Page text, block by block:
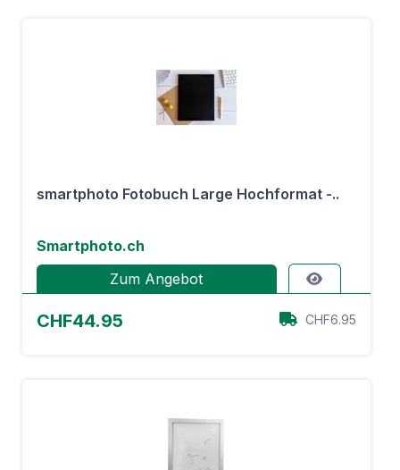
smartphoto Fotobuch Large Hochformat -..
Smartphoto.ch
Zum Angebot
CHF44.95 CHF6.95